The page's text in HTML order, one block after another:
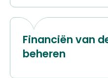
Financiën van
beheren